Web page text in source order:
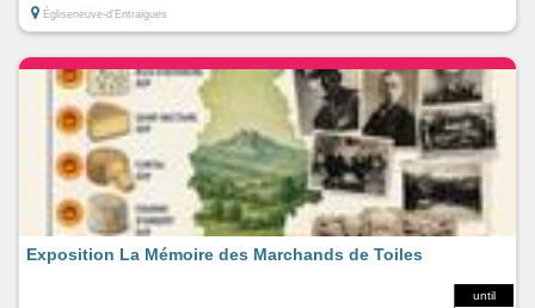
Égliseneuve-d'Entraigues
until
Exposition La Mémoire des Marchands de Toiles